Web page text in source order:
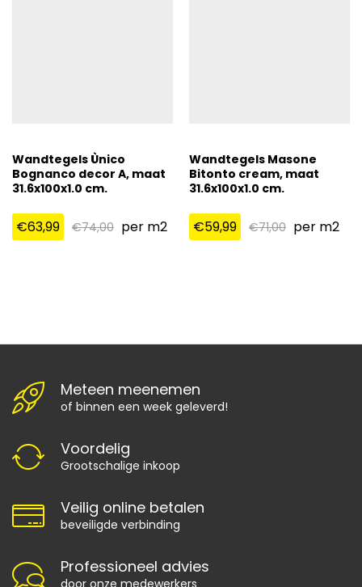
Wandtegels Ùnico
Bognanco decor A, maat
31.6x100x1.0 cm.
€63,99 €74,00 per m2
Wandtegels Masone
Bitonto cream, maat
31.6x100x1.0 cm.
€59,99 €71,00 per m2
Meteen meenemen
of binnen een week geleverd!
Voordelig
Grootschalige inkoop
Veilig online betalen
beveiligde verbinding
Professioneel advies
door onze medewerkers